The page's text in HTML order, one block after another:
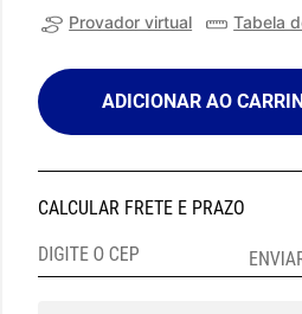
Provador virtual Tabela
ADICIONAR AO